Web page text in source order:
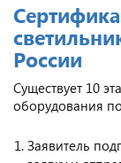
России
Существует 10
оборудования
Заявитель